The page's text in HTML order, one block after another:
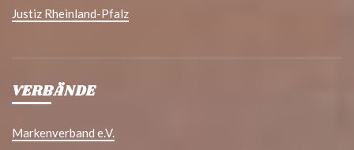
Justiz Rheinland-Pfalz
VERBÄNDE
Markenverband e.V.